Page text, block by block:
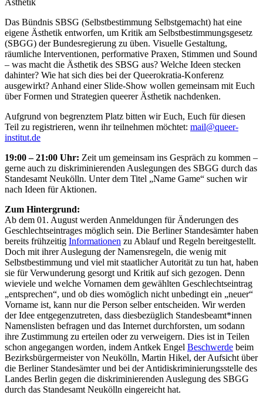
Das Bündnis SBSG (Selbstbestimmung Selbstgemacht) hat eine
eigene Ästhetik entworfen, um Kritik am Selbstbestimmungsgesetz
(SBGG) der Bundesregierung zu üben. Visuelle Gestaltung,
räumliche Interventionen, performative Praxen, Stimmen und Sound
– was macht die Ästhetik des SBSG aus? Welche Ideen stecken
dahinter? Wie hat sich dies bei der Queerokratia-Konferenz
ausgewirkt? Anhand einer Slide-Show wollen gemeinsam mit Euch
über Formen und Strategien queerer Ästhetik nachdenken.
Aufgrund von begrenztem Platz bitten wir Euch, Euch für diesen
Teil zu registrieren, wenn ihr teilnehmen möchtet: mail@queer-
institut.de
19:00 – 21:00 Uhr: Zeit um gemeinsam ins Gespräch zu kommen –
gerne auch zu diskriminierenden Auslegungen des SBGG durch das
Standesamt Neukölln. Unter dem Titel „Name Game“ suchen wir
nach Ideen für Aktionen.
Zum Hintergrund:
Ab dem 01. August werden Anmeldungen für Änderungen des
Geschlechtseintrages möglich sein. Die Berliner Standesämter haben
bereits frühzeitig Informationen zu Ablauf und Regeln bereitgestellt.
Doch mit ihrer Auslegung der Namensregeln, die wenig mit
Selbstbestimmung und viel mit staatlicher Autorität zu tun hat, haben
sie für Verwunderung gesorgt und Kritik auf sich gezogen. Denn
wieviele und welche Vornamen dem gewählten Geschlechtseintrag
„entsprechen“, und ob dies womöglich nicht unbedingt ein „neuer“
Vorname ist, kann nur die Person selber entscheiden. Wir werden
der Idee entgegenzutreten, dass diesbezüglich Standesbeamt*innen
Namenslisten befragen und das Internet durchforsten, um sodann
ihre Zustimmung zu erteilen oder zu verweigern. Dies ist in Teilen
schon angegangen worden, indem Antkek Engel Beschwerde beim
Bezirksbürgermeister von Neukölln, Martin Hikel, der Aufsicht über
die Berliner Standesämter und bei der Antidiskriminierungsstelle des
Landes Berlin gegen die diskriminierenden Auslegung des SBGG
durch das Standesamt Neukölln eingereicht hat.